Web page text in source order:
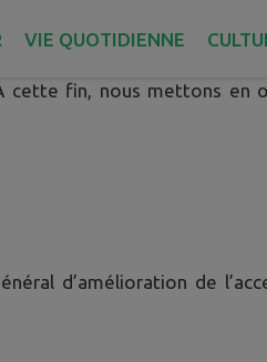
VIE QUOTIDIENNE
cette fin, nous mettons
d’amélioration de